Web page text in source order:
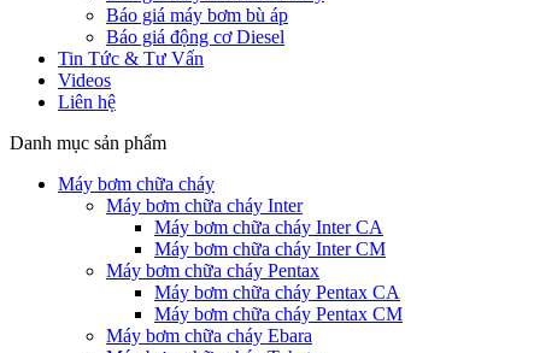
Báo giá máy bơm bù áp
Báo giá động cơ Diesel
Tin Tức & Tư Vấn
Videos
Liên hệ
Danh mục sản phẩm
Máy bơm chữa cháy
Máy bơm chữa cháy Inter
Máy bơm chữa cháy Inter CA
Máy bơm chữa cháy Inter CM
Máy bơm chữa cháy Pentax
Máy bơm chữa cháy Pentax CA
Máy bơm chữa cháy Pentax CM
Máy bơm chữa cháy Ebara